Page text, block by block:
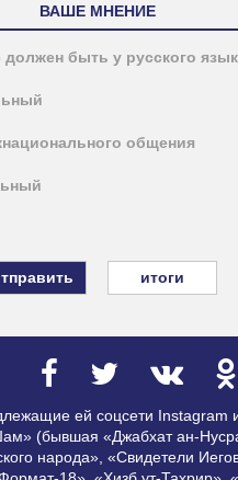
ВАШЕ МНЕНИЕ
должен быть у русского
общения
итоги
ей соцсети Instagram
(бывшая «Джабхат ан-
народа», «Свидетели